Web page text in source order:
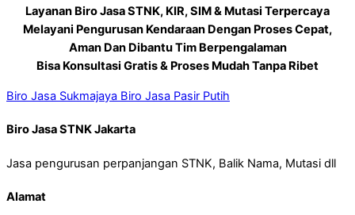
Layanan Biro Jasa STNK, KIR, SIM & Mutasi Terpercaya
Melayani Pengurusan Kendaraan Dengan Proses Cepat,
Aman Dan Dibantu Tim Berpengalaman
Bisa Konsultasi Gratis & Proses Mudah Tanpa Ribet
Biro Jasa Sukmajaya Biro Jasa Pasir Putih
Biro Jasa STNK Jakarta
Jasa pengurusan perpanjangan STNK, Balik Nama, Mutasi dll
Alamat